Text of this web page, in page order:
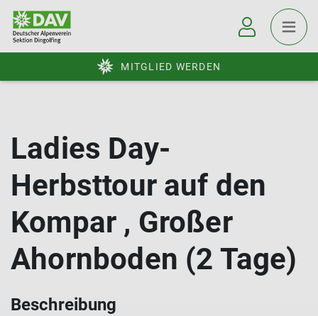
MITGLIED WERDEN
Ladies Day-
Herbsttour auf den
Kompar , Großer
Ahornboden (2 Tage)
Beschreibung